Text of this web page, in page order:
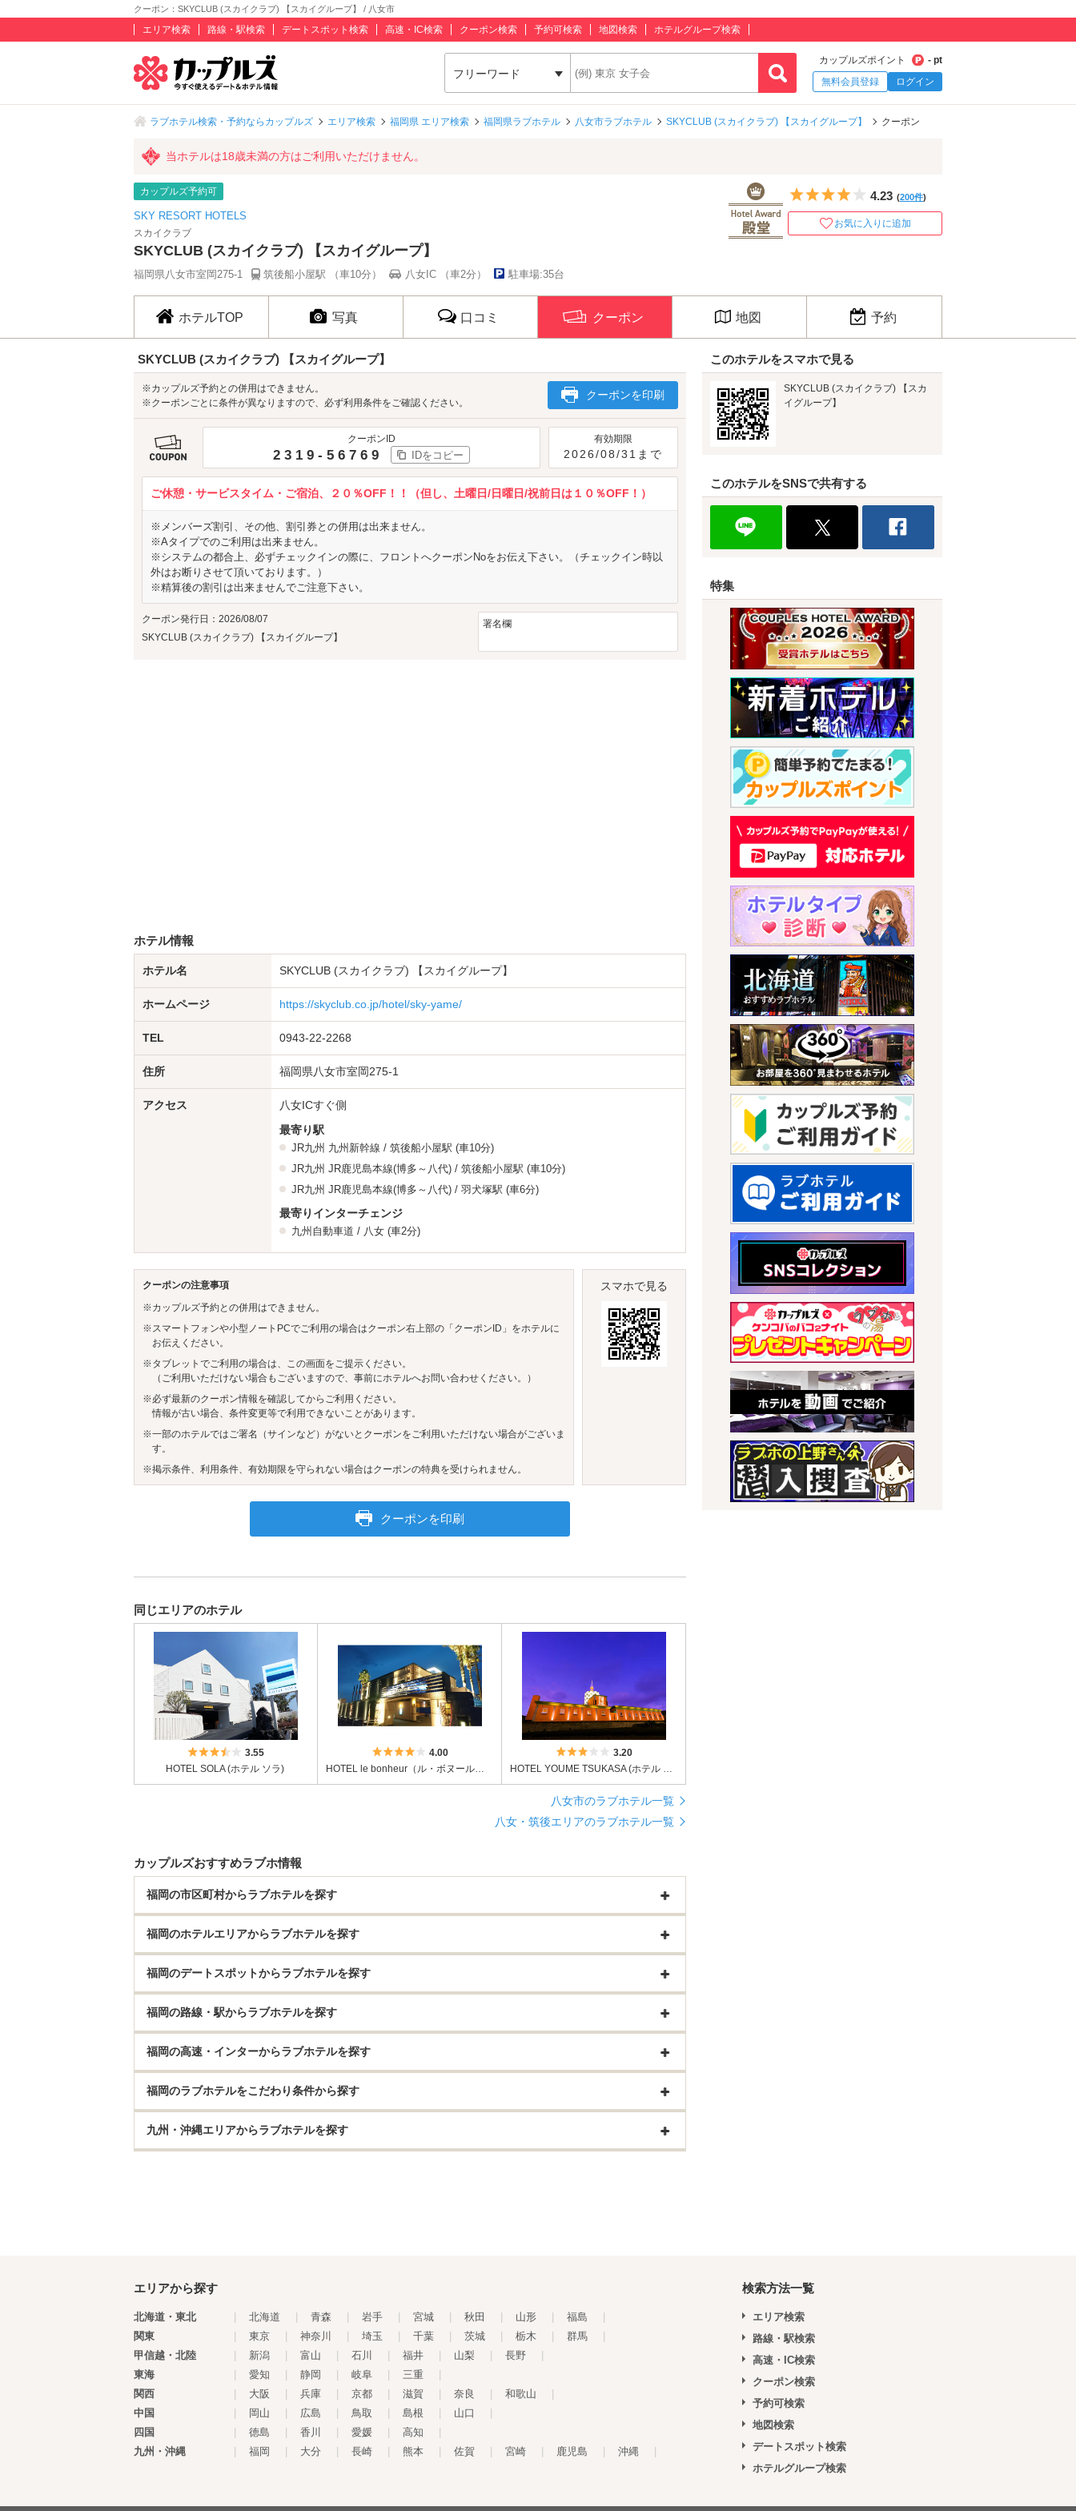
クーポン：SKYCLUB (スカイクラブ) 【スカイグループ】 / 八女市
エリア検索 路線・駅検索 デートスポット検索 高速・IC検索 クーポン検索 予約可検索 地図検索 ホテルグループ検索
フリーワード
カップルズポイント
- pt
無料会員登録
ログイン
ラブホテル検索・予約ならカップルズ エリア検索 福岡県 エリア検索 福岡県ラブホテル 八女市ラブホテル SKYCLUB (スカイクラブ) 【スカイグループ】 クーポン
当ホテルは18歳未満の方はご利用いただけません。
カップルズ予約可
SKY RESORT HOTELS
スカイクラブ
SKYCLUB (スカイクラブ) 【スカイグループ】
福岡県八女市室岡275-1 筑後船小屋駅 （車10分） 八女IC （車2分） 駐車場:35台
5つ星のうち4
4.23 (200件)
お気に入りに追加
ホテルTOP 写真 口コミ クーポン 地図 予約
SKYCLUB (スカイクラブ) 【スカイグループ】
※カップルズ予約との併用はできません。
※クーポンごとに条件が異なりますので、必ず利用条件をご確認ください。
クーポンを印刷
クーポンID
2319-56769 IDをコピー
有効期限
2026/08/31まで
ご休憩・サービスタイム・ご宿泊、２０％OFF！！（但し、土曜日/日曜日/祝前日は１０％OFF！）
※メンバーズ割引、その他、割引券との併用は出来ません。
※Aタイプでのご利用は出来ません。
※システムの都合上、必ずチェックインの際に、フロントへクーポンNoをお伝え下さい。（チェックイン時以
外はお断りさせて頂いております。）
※精算後の割引は出来ませんでご注意下さい。
クーポン発行日：2026/08/07
SKYCLUB (スカイクラブ) 【スカイグループ】
署名欄
ホテル情報
ホテル名 SKYCLUB (スカイクラブ) 【スカイグループ】
ホームページ https://skyclub.co.jp/hotel/sky-yame/
TEL 0943-22-2268
住所 福岡県八女市室岡275-1
アクセス
八女ICすぐ側
最寄り駅
JR九州 九州新幹線 / 筑後船小屋駅 (車10分)
JR九州 JR鹿児島本線(博多～八代) / 筑後船小屋駅 (車10分)
JR九州 JR鹿児島本線(博多～八代) / 羽犬塚駅 (車6分)
最寄りインターチェンジ
九州自動車道 / 八女 (車2分)
クーポンの注意事項
※カップルズ予約との併用はできません。
※スマートフォンや小型ノートPCでご利用の場合はクーポン右上部の「クーポンID」をホテルに
お伝えください。
※タブレットでご利用の場合は、この画面をご提示ください。
（ご利用いただけない場合もございますので、事前にホテルへお問い合わせください。）
※必ず最新のクーポン情報を確認してからご利用ください。
情報が古い場合、条件変更等で利用できないことがあります。
※一部のホテルではご署名（サインなど）がないとクーポンをご利用いただけない場合がございま
す。
※掲示条件、利用条件、有効期限を守られない場合はクーポンの特典を受けられません。
スマホで見る
クーポンを印刷
同じエリアのホテル
5つ星のうち3.5
3.55
HOTEL SOLA (ホテル ソラ)
5つ星のうち4
4.00
HOTEL le bonheur（ル・ボヌール）【HAYAMA HOTELS】
5つ星のうち3
3.20
HOTEL YOUME TSUKASA (ホテル ユメ ツカサ)【ツカサグループ】
八女市のラブホテル一覧
八女・筑後エリアのラブホテル一覧
カップルズおすすめラブホ情報
福岡の市区町村からラブホテルを探す
福岡のホテルエリアからラブホテルを探す
福岡のデートスポットからラブホテルを探す
福岡の路線・駅からラブホテルを探す
福岡の高速・インターからラブホテルを探す
福岡のラブホテルをこだわり条件から探す
九州・沖縄エリアからラブホテルを探す
このホテルをスマホで見る
SKYCLUB (スカイクラブ) 【スカ
イグループ】
このホテルをSNSで共有する
特集
エリアから探す
北海道・東北 北海道 青森 岩手 宮城 秋田 山形 福島
関東
東京 神奈川 埼玉 千葉 茨城 栃木 群馬
甲信越・北陸
新潟 富山 石川 福井 山梨 長野
東海
愛知 静岡 岐阜 三重
関西
大阪 兵庫 京都 滋賀 奈良 和歌山
中国
岡山 広島 鳥取 島根 山口
四国
徳島 香川 愛媛 高知
九州・沖縄
福岡 大分 長崎 熊本 佐賀 宮崎 鹿児島 沖縄
検索方法一覧
エリア検索
路線・駅検索
高速・IC検索
クーポン検索
予約可検索
地図検索
デートスポット検索
ホテルグループ検索